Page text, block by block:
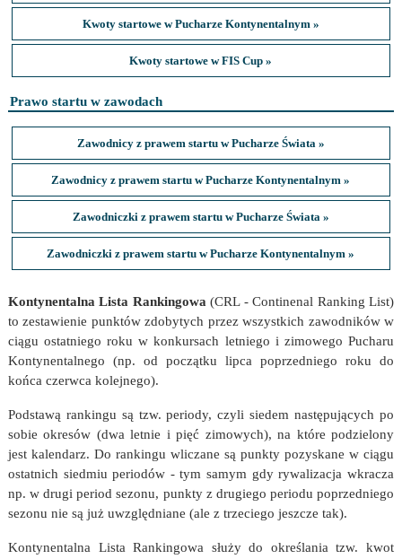
Kwoty startowe w Pucharze Kontynentalnym »
Kwoty startowe w FIS Cup »
Prawo startu w zawodach
Zawodnicy z prawem startu w Pucharze Świata »
Zawodnicy z prawem startu w Pucharze Kontynentalnym »
Zawodniczki z prawem startu w Pucharze Świata »
Zawodniczki z prawem startu w Pucharze Kontynentalnym »
Kontynentalna Lista Rankingowa (CRL - Continenal Ranking List)
to zestawienie punktów zdobytych przez wszystkich zawodników w
ciągu ostatniego roku w konkursach letniego i zimowego Pucharu
Kontynentalnego (np. od początku lipca poprzedniego roku do
końca czerwca kolejnego).
Podstawą rankingu są tzw. periody, czyli siedem następujących po
sobie okresów (dwa letnie i pięć zimowych), na które podzielony
jest kalendarz. Do rankingu wliczane są punkty pozyskane w ciągu
ostatnich siedmiu periodów - tym samym gdy rywalizacja wkracza
np. w drugi period sezonu, punkty z drugiego periodu poprzedniego
sezonu nie są już uwzględniane (ale z trzeciego jeszcze tak).
Kontynentalna Lista Rankingowa służy do określania tzw. kwot